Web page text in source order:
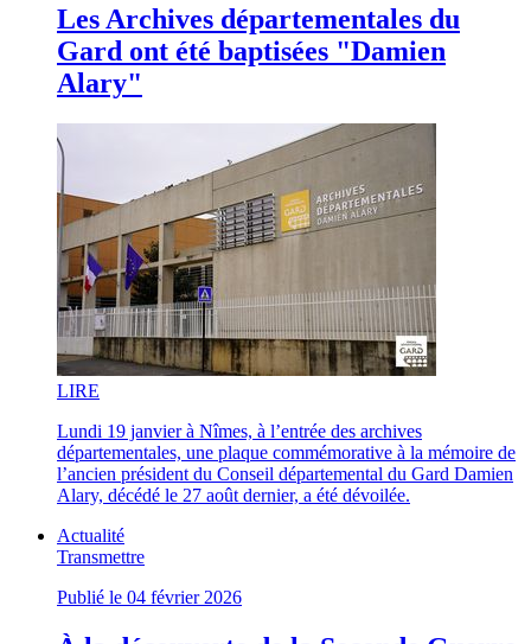
Les Archives départementales du
Gard ont été baptisées "Damien
Alary"
LIRE
Lundi 19 janvier à Nîmes, à l’entrée des archives
départementales, une plaque commémorative à la mémoire de
l’ancien président du Conseil départemental du Gard Damien
Alary, décédé le 27 août dernier, a été dévoilée.
Actualité
Transmettre
Publié le 04 février 2026